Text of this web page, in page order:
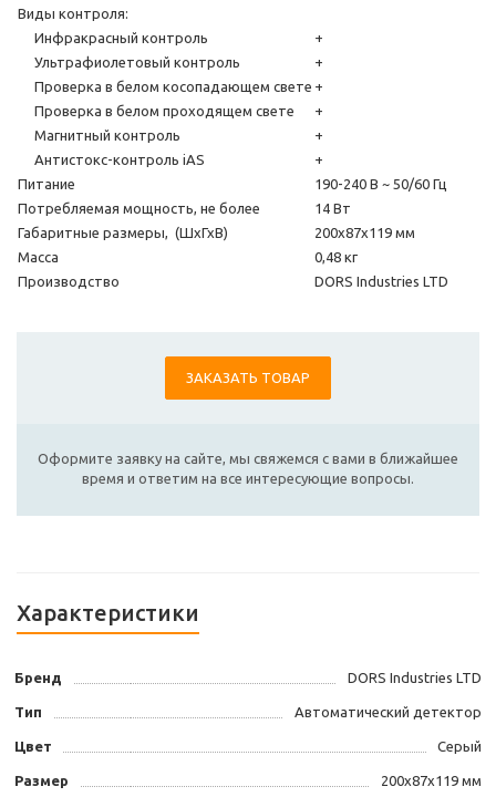
Виды контроля:
Инфракрасный контроль
+
Ультрафиолетовый контроль
+
Проверка в белом косопадающем свете +
Проверка в белом проходящем свете
+
Магнитный контроль
+
Антистокс-контроль iAS
+
Питание
190-240 В ~ 50/60 Гц
Потребляемая мощность, не более
14 Вт
Габаритные размеры, (ШхГхВ)
200х87х119 мм
Масса
0,48 кг
Производство
DORS Industries LTD
ЗАКАЗАТЬ ТОВАР
Оформите заявку на сайте, мы свяжемся с вами в ближайшее
время и ответим на все интересующие вопросы.
Характеристики
Бренд DORS Industries LTD
Тип Автоматический детектор
Цвет Серый
Размер 200х87х119 мм